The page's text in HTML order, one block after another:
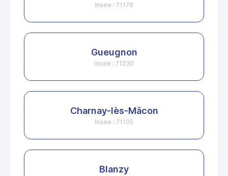
Insee : 71176
Gueugnon
Insee : 71230
Charnay-lès-Mâcon
Insee : 71105
Blanzy